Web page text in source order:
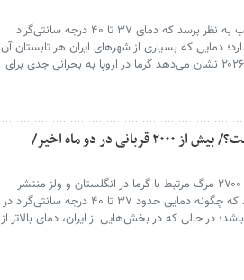
در نگاه اول شاید عجیب به نظر برسد که دمای ۳۷ تا ۴۰ درجه سانتی‌گراد
دمایی که بسیاری از شهرهای ایران هر تابستان آن
را تجربه می‌کنند. اما آمارهای تابستان ۲۰۲۶ نشان می‌دهد گرما در اروپا به بحرانی جدی برای
چرا گرما در اروپا غافلگیرکننده است؟/ بیش از ۲۰۰۰ قربانی در دو ماه اخیر/
وقتی خبر ثبت بیش از ۲۷۰۰ مرگ مرتبط با گرما در انگلستان و ولز منتشر
شد، برای بسیاری این سؤال مطرح شد که چگونه دمایی حدود ۳۷ تا ۴۰ درجه سانتی‌گراد در
در حالی که در بخش‌هایی از ایران، دمای بالاتر از